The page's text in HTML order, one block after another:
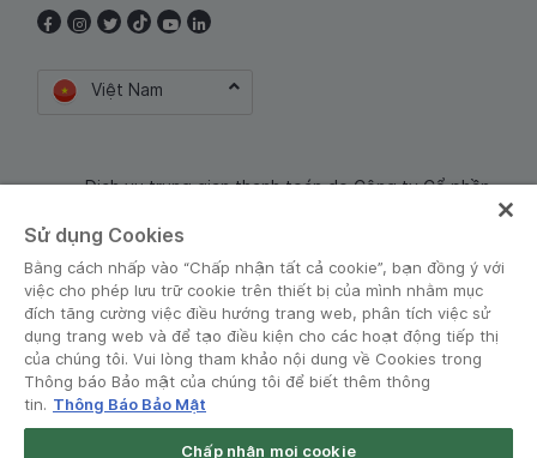
Việt Nam
Dịch vụ trung gian thanh toán do Công ty Cổ phần
Điều khoản và Chính sách
Sử dụng Cookies
Bằng cách nhấp vào “Chấp nhận tất cả cookie”, bạn đồng ý với
việc cho phép lưu trữ cookie trên thiết bị của mình nhằm mục
đích tăng cường việc điều hướng trang web, phân tích việc sử
dụng trang web và để tạo điều kiện cho các hoạt động tiếp thị
của chúng tôi. Vui lòng tham khảo nội dung về Cookies trong
Thông báo Bảo mật của chúng tôi để biết thêm thông
tin. Thông Báo Bảo Mật
Chấp nhận mọi cookie